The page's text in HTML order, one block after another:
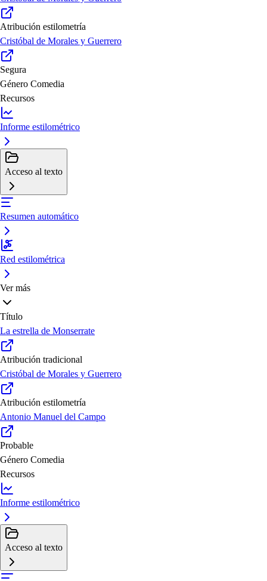
Atribución estilometría
Cristóbal de Morales y Guerrero
Segura
Género Comedia
Recursos
Informe estilométrico
Acceso al texto
Resumen automático
Red estilométrica
Ver más
Título
La estrella de Monserrate
Atribución tradicional
Cristóbal de Morales y Guerrero
Atribución estilometría
Antonio Manuel del Campo
Probable
Género Comedia
Recursos
Informe estilométrico
Acceso al texto